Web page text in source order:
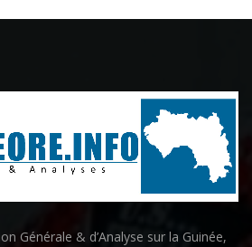
Générale & d’Analyse sur la Guinée,